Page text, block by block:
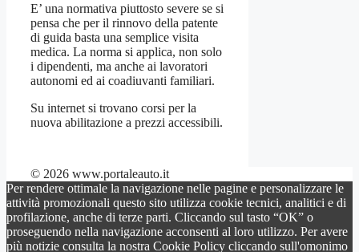
E’ una normativa piuttosto severe se si
pensa che per il rinnovo della patente
di guida basta una semplice visita
medica. La norma si applica, non solo
i dipendenti, ma anche ai lavoratori
autonomi ed ai coadiuvanti familiari.
Su internet si trovano corsi per la
nuova abilitazione a prezzi accessibili.
© 2026 www.portaleauto.it
Per rendere ottimale la navigazione nelle pagine e personalizzare le
attività promozionali questo sito utilizza cookie tecnici, analitici e di
profilazione, anche di terze parti. Cliccando sul tasto “OK” o
proseguendo nella navigazione acconsenti al loro utilizzo. Per avere
più notizie consulta la nostra Cookie Policy cliccando sull'omonimo